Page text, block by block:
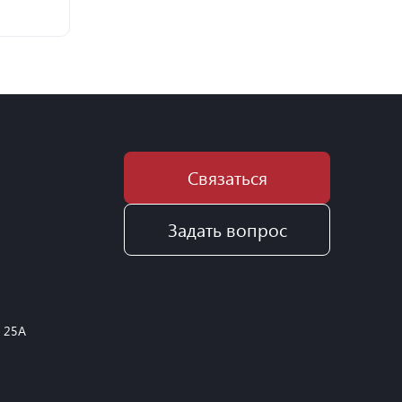
25А
Связаться
Задать вопрос